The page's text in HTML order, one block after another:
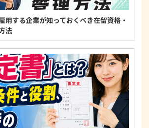
用する企業が知っておくべき在留資格・
法